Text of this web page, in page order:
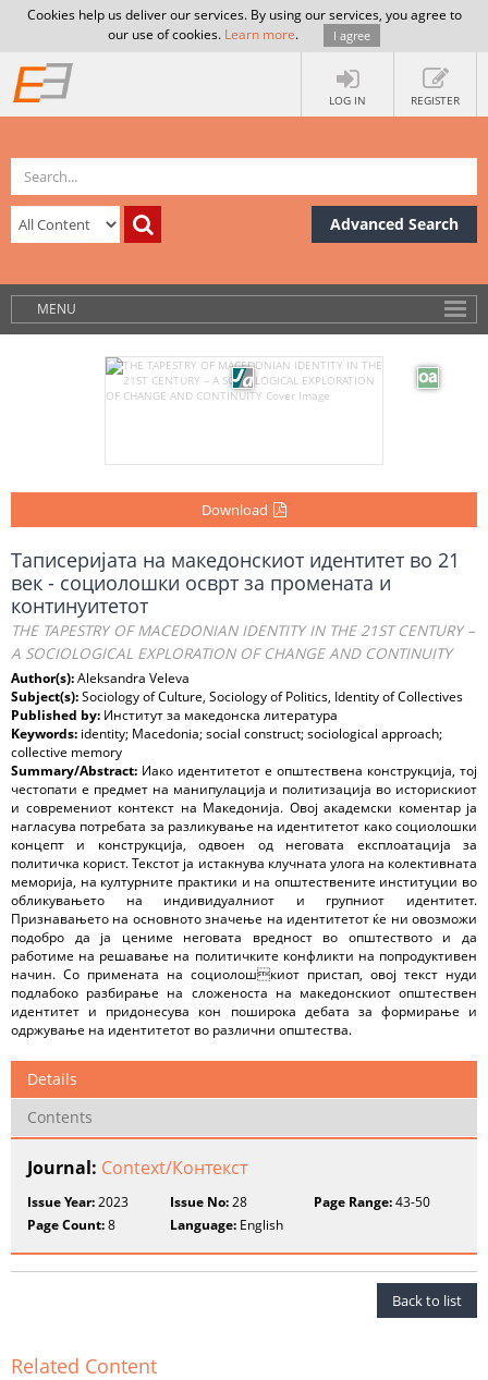
Cookies help us deliver our services. By using our services, you agree to
our use of cookies. Learn more. I agree
LOG IN REGISTER
Advanced Search
MENU
Download
Таписеријата на македонскиот идентитет во 21
век - социолошки осврт за промената и
континуитетот
THE TAPESTRY OF MACEDONIAN IDENTITY IN THE 21ST CENTURY –
A SOCIOLOGICAL EXPLORATION OF CHANGE AND CONTINUITY
Author(s):Aleksandra Veleva
Subject(s):Sociology of Culture, Sociology of Politics, Identity of Collectives
Published by: Институт за македонска литература
Keywords: identity; Macedonia; social construct; sociological approach;
collective memory
Summary/Abstract: Иако идентитетот е општествена конструкција, тој
честопати е предмет на манипулација и политизација во историскиот
и современиот контекст на Македонија. Овој академски коментар ја
нагласува потребата за разликување на идентитетот како социолошки
концепт и конструкција, одвоен од неговата експлоатација за
политичка корист. Текстот ја истакнува клучната улога на колективната
меморија, на културните практики и на општествените институции во
обликувањето на индивидуалниот и групниот идентитет.
Признавањето на основното значење на идентитетот ќе ни овозможи
подобро да ја цениме неговата вредност во општеството и да
работиме на решавање на политичките конфликти на попродуктивен
начин. Со примената на социолошкиот пристап, овој текст нуди
подлабоко разбирање на сложеноста на македонскиот општествен
идентитет и придонесува кон поширока дебата за формирање и
одржување на идентитетот во различни општества.
Details
Contents
Journal: Context/Контекст
Issue Year:2023 Issue No:28 Page Range:43-50
Page Count:8 Language: English
Back to list
Related Content